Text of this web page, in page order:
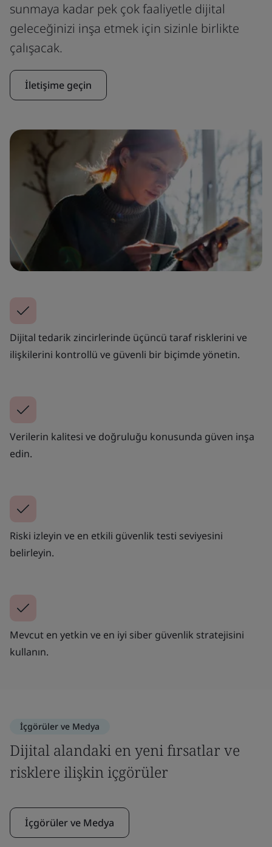
sunmaya kadar pek çok faaliyetle dijital
geleceğinizi inşa etmek için sizinle birlikte
çalışacak.
İletişime geçin
Dijital tedarik zincirlerinde üçüncü taraf risklerini ve
ilişkilerini kontrollü ve güvenli bir biçimde yönetin.
Verilerin kalitesi ve doğruluğu konusunda güven inşa
edin.
Riski izleyin ve en etkili güvenlik testi seviyesini
belirleyin.
Mevcut en yetkin ve en iyi siber güvenlik stratejisini
kullanın.
İçgörüler ve Medya
Dijital alandaki en yeni fırsatlar ve
risklere ilişkin içgörüler
İçgörüler ve Medya